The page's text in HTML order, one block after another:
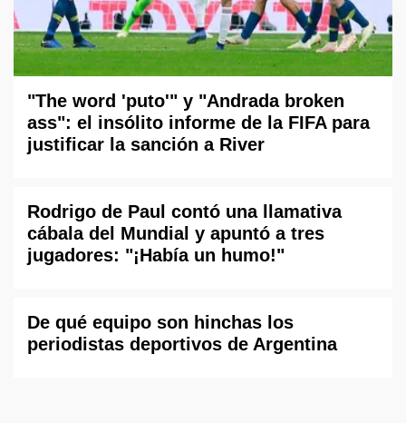
"The word 'puto'" y "Andrada broken
ass": el insólito informe de la FIFA para
justificar la sanción a River
Rodrigo de Paul contó una llamativa
cábala del Mundial y apuntó a tres
jugadores: "¡Había un humo!"
De qué equipo son hinchas los
periodistas deportivos de Argentina